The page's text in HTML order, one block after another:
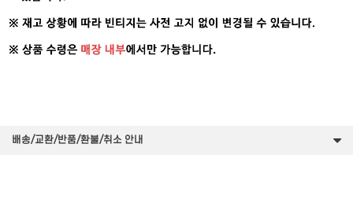
배송/교환/반품/환불/취소 안내